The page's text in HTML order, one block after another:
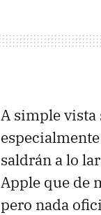
A simple vista
saldrán a lo
Apple que de
pero nada